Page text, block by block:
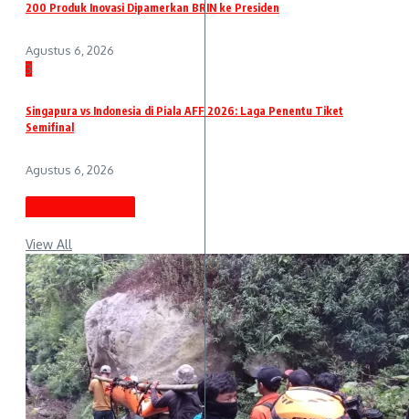
200 Produk Inovasi Dipamerkan BRIN ke Presiden
Agustus 6, 2026
3
Singapura vs Indonesia di Piala AFF 2026: Laga Penentu Tiket
Semifinal
Agustus 6, 2026
View All